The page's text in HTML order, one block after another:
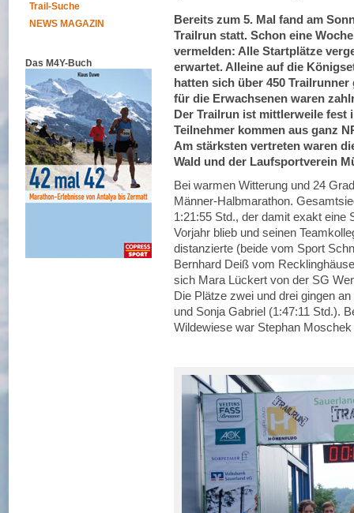
Trail-Suche
NEWS MAGAZIN
Das M4Y-Buch
Bereits zum 5. Mal fand am
Trailrun statt. Schon eine
vermelden: Alle Startplätze
erwartet. Alleine auf die
hatten sich über 450
für die Erwachsenen waren
Der Trailrun ist mittlerweile fest
Teilnehmer kommen aus ganz
Am stärksten vertreten waren
Wald und der Laufsportverein
Bei warmen Witterung und 24
Männer-Halbmarathon.
1:21:55 Std., der damit exakt eine
Vorjahr blieb und seinen
distanzierte (beide vom Sport
Bernhard Deiß vom
sich Mara Lückert von der SG
Die Plätze zwei und drei gingen
und Sonja Gabriel (1:47:11 Std.).
Wildewiese war Stephan